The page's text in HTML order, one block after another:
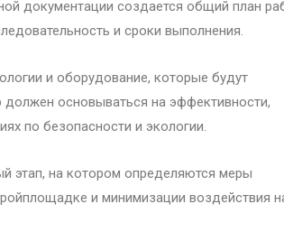
документации создается общий план
и сроки выполнения.
и оборудование, которые будут
основываться на эффективности,
по безопасности и экологии.
этап, на котором определяются меры
и минимизации воздействия